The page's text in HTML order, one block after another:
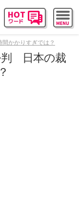
かかりすぎでは？
判 日本の裁